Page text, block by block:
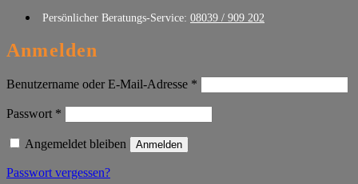
Persönlicher Beratungs-Service: 08039 / 909 202
Anmelden
Benutzername oder E-Mail-Adresse *
Passwort *
Angemeldet bleiben Anmelden
Passwort vergessen?